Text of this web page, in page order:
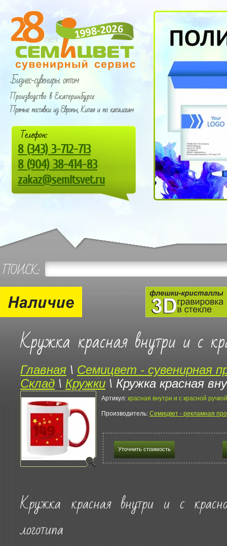
ПОИСК:
8 (343) 3-712-713
8 (904) 38-414-83
zakaz@semitsvet.ru
Кружка красная внутри и с
Главная \ Семицвет - сувенирная
Склад \ Кружки \ Кружка красная
Артикул: красная внутри и с красной ручкой
Производитель: Семицвет - рекламная
Уточнить стоимость
Кружка красная внутри и с
логотипа